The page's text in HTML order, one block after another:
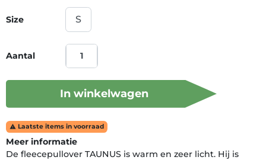
Size
Aantal
In winkelwagen
 Laatste items in voorraad
Meer informatie
De fleecepullover TAUNUS is warm en zeer licht. Hij is